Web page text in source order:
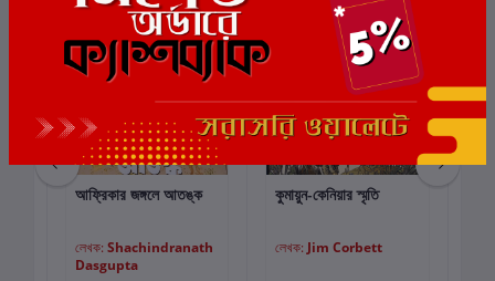
কার্টে যোগ করুন
আফ্রিকার জঙ্গলে আতঙ্ক
লেখক: Shachindranath
Dasgupta
কার্টে যোগ করুন
কুমায়ুন-কেনিয়ার স্মৃতি
লেখক: Jim Corbett